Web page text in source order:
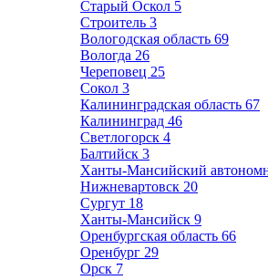
Старый Оскол 5
Строитель 3
Вологодская область 69
Вологда 26
Череповец 25
Сокол 3
Калининградская область 67
Калининград 46
Светлогорск 4
Балтийск 3
Ханты-Мансийский
Нижневартовск 20
Сургут 18
Ханты-Мансийск 9
Оренбургская область 66
Оренбург 29
Орск 7